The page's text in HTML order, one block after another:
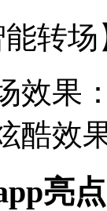
转场
效果
酷效果
亮点